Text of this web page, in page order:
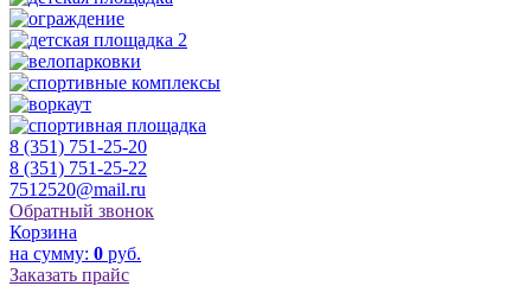
8 (351) 751-25-20
8 (351) 751-25-22
7512520@mail.ru
Обратный звонок
Корзина
на сумму: 0 руб.
Заказать прайс